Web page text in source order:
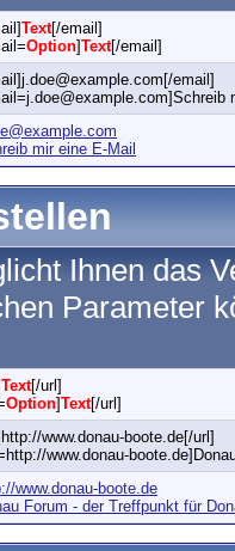
Text[/email]
Option]Text[/email]
email]
mir eine E-Mail
Ihnen das
Parameter
Text[/url]
Option]Text[/url]
www.donau-boote.de[/url]
www.donau-
www.donau-boote.de
Forum - der Treffpunkt für